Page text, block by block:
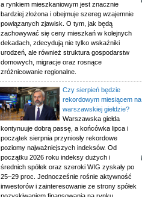
a rynkiem mieszkaniowym jest znacznie
bardziej złożona i obejmuje szereg wzajemnie
powiązanych zjawisk. O tym, jak będą
zachowywać się ceny mieszkań w kolejnych
dekadach, zdecydują nie tylko wskaźniki
urodzeń, ale również struktura gospodarstw
domowych, migracje oraz rosnące
zróżnicowanie regionalne.
Czy sierpień będzie
rekordowym miesiącem na
warszawskiej giełdzie?
Warszawska giełda
kontynuuje dobrą passę, a końcówka lipca i
początek sierpnia przyniosły rekordowe
poziomy najważniejszych indeksów. Od
początku 2026 roku indeksy dużych i
średnich spółek oraz szeroki WIG zyskały po
25–29 proc. Jednocześnie rośnie aktywność
inwestorów i zainteresowanie ze strony spółek